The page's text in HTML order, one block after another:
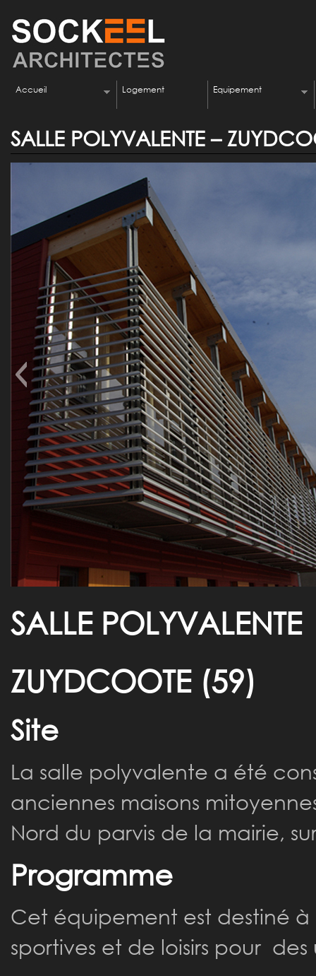
Accueil Logement Equipement
SALLE POLYVALENTE –
SALLE POLYVALENTE
ZUYDCOOTE (59)
Site
La salle polyvalente a été
anciennes maisons
Nord du parvis de la mairie,
Programme
Cet équipement est destiné
sportives et de loisirs pour